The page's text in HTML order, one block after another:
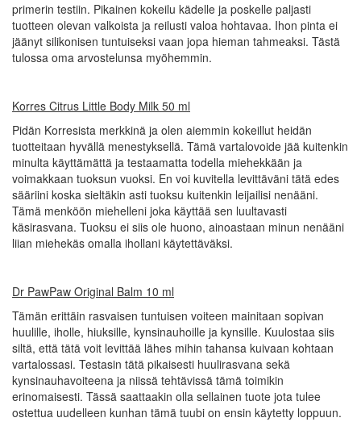
primerin testiin. Pikainen kokeilu kädelle ja poskelle paljasti
tuotteen olevan valkoista ja reilusti valoa hohtavaa. Ihon pinta ei
jäänyt silikonisen tuntuiseksi vaan jopa hieman tahmeaksi. Tästä
tulossa oma arvostelunsa myöhemmin.
Korres Citrus Little Body Milk 50 ml
Pidän Korresista merkkinä ja olen aiemmin kokeillut heidän
tuotteitaan hyvällä menestyksellä. Tämä vartalovoide jää kuitenkin
minulta käyttämättä ja testaamatta todella miehekkään ja
voimakkaan tuoksun vuoksi. En voi kuvitella levittäväni tätä edes
sääriini koska sieltäkin asti tuoksu kuitenkin leijailisi nenääni.
Tämä menköön miehelleni joka käyttää sen luultavasti
käsirasvana. Tuoksu ei siis ole huono, ainoastaan minun nenääni
liian miehekäs omalla ihollani käytettäväksi.
Dr PawPaw Original Balm 10 ml
Tämän erittäin rasvaisen tuntuisen voiteen mainitaan sopivan
huulille, iholle, hiuksille, kynsinauhoille ja kynsille. Kuulostaa siis
siltä, että tätä voit levittää lähes mihin tahansa kuivaan kohtaan
vartalossasi. Testasin tätä pikaisesti huulirasvana sekä
kynsinauhavoiteena ja niissä tehtävissä tämä toimikin
erinomaisesti. Tässä saattaakin olla sellainen tuote jota tulee
ostettua uudelleen kunhan tämä tuubi on ensin käytetty loppuun.